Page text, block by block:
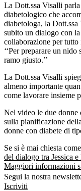
La Dott.ssa Visalli
diabetologico che
diabetologa, la
subito un dialogo con
collaborazione per tutto
‘‘Per preparare un
ramo giusto.’’
La Dott.ssa Visalli
almeno importante
come lavorare insieme
Nel video le due donne
sulla pianificazione
donne con diabete di
Se si è mai chiesta
del dialogo tra Jessica
Maggiori informazioni
Segui la nostra
Iscriviti